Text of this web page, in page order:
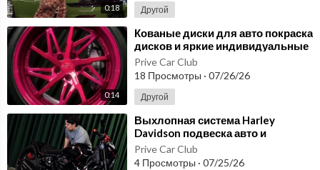
0:18 Другой
0:14
⁣Кованые диски для авто покраска
дисков и яркие индивидуальные
решения PRIVE Car Club
Prive Car Club
18 Просмотры · 07/26/26
Другой
⁣Выхлопная система Harley
Davidson подвеска авто и
ламинация карбоном в студии
PRIVE
Prive Car Club
4 Просмотры · 07/25/26